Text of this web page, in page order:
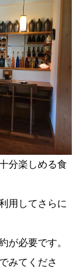
分楽しめる食
用してさらに
が必要です。
みてくださ